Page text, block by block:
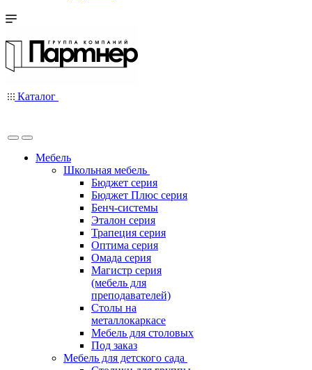
Каталог
Мебель
Школьная мебель
Бюджет серия
Бюджет Плюс серия
Бенч-системы
Эталон серия
Трапеция серия
Оптима серия
Омада серия
Магистр серия
(мебель для
преподавателей)
Столы на
металлокаркасе
Мебель для столовых
Под заказ
Мебель для детского сада